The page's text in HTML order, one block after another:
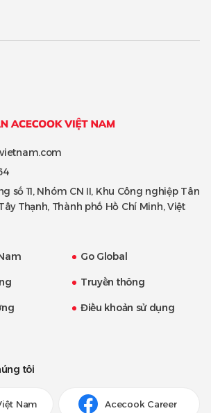
số 11, Nhóm CN II, Khu Công nghiệp Tân
Thạnh, Thành phố Hồ Chí Minh, Việt
Go Global
Truyền thông
Điều khoản sử dụng
tôi
Nam Acecook Career